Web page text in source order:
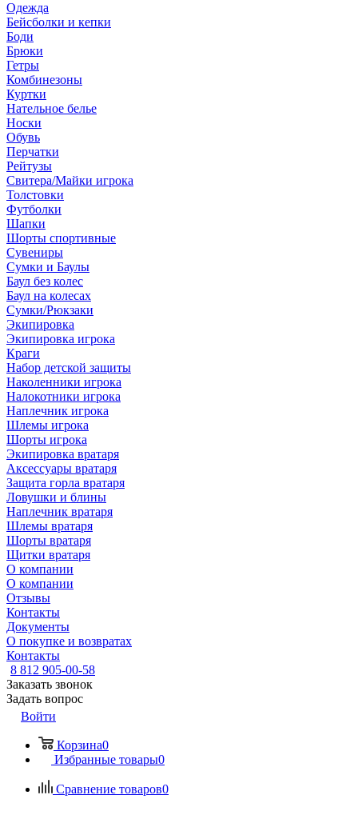
Одежда
Бейсболки и кепки
Боди
Брюки
Гетры
Комбинезоны
Куртки
Нательное белье
Носки
Обувь
Перчатки
Рейтузы
Свитера/Майки игрока
Толстовки
Футболки
Шапки
Шорты спортивные
Сувениры
Сумки и Баулы
Баул без колес
Баул на колесах
Сумки/Рюкзаки
Экипировка
Экипировка игрока
Краги
Набор детской защиты
Наколенники игрока
Налокотники игрока
Наплечник игрока
Шлемы игрока
Шорты игрока
Экипировка вратаря
Аксессуары вратаря
Защита горла вратаря
Ловушки и блины
Наплечник вратаря
Шлемы вратаря
Шорты вратаря
Щитки вратаря
О компании
О компании
Отзывы
Контакты
Документы
О покупке и возвратах
Контакты
8 812 905-00-58
Заказать звонок
Задать вопрос
Войти
Корзина0
Избранные товары0
Сравнение товаров0